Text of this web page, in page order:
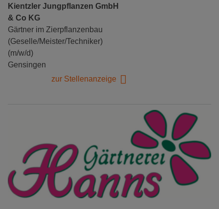
Kientzler Jungpflanzen GmbH
& Co KG
Gärtner im Zierpflanzenbau
(Geselle/Meister/Techniker)
(m/w/d)
Gensingen
zur Stellenanzeige